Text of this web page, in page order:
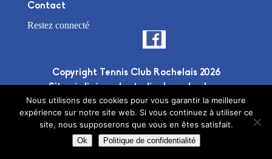
Contact
Restez connecté
Copyright Tennis Club Rochelais 2026
Site réalisé par lestudio deuxplusdeux
Nous utilisons des cookies pour vous garantir la meilleure
expérience sur notre site web. Si vous continuez à utiliser ce
site, nous supposerons que vous en êtes satisfait.
Ok Politique de confidentialité